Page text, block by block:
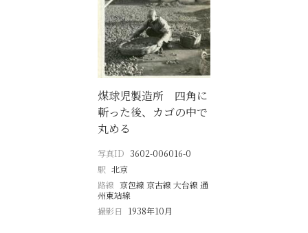
煤球児製造所 四角に
斬った後、カゴの中で
丸める
写真ID 3602-006016-0
駅 北京
路線 京包線 京古線 大台線 通
州東站線
撮影日
1938年10月